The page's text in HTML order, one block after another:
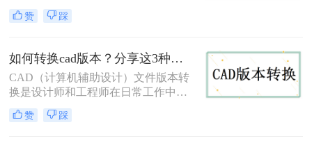
求的场景下可能无法直接打开或编
辑。因此，将高版本CAD转换成低版
本cad怎么转换成低版本呢？下面将详
细介绍几种将高版本CAD转换成低版
本的方法，供您参考。
赞 踩
如何转换cad版本？分享这3种简单的方法！
CAD（计算机辅助设计）文件版本转
换是设计师和工程师在日常工作中经
常遇到的需求。随着CAD软件的不断
更新和发展，有时我们需要将旧版本
赞 踩